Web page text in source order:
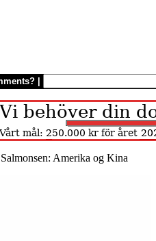
Amerika og Kina